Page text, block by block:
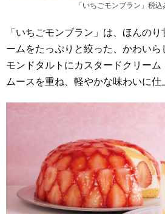
「いちごモンブラン」税
「いちごモンブラン」は、ほんの
ームをたっぷりと絞った、かわいら
モンドタルトにカスタードクリーム
ムースを重ね、軽やかな味わいに仕